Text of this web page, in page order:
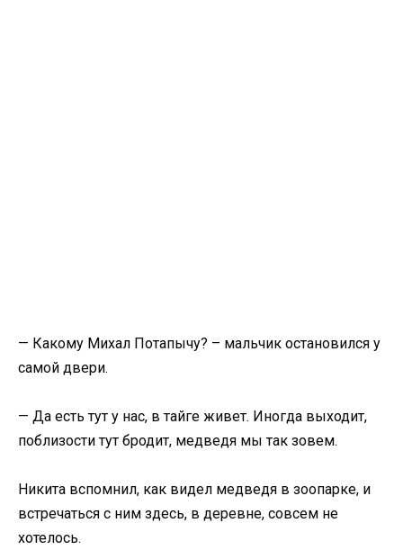
— Какому Михал Потапычу? – мальчик остановился у
самой двери.
— Да есть тут у нас, в тайге живет. Иногда выходит,
поблизости тут бродит, медведя мы так зовем.
Никита вспомнил, как видел медведя в зоопарке, и
встречаться с ним здесь, в деревне, совсем не
хотелось.